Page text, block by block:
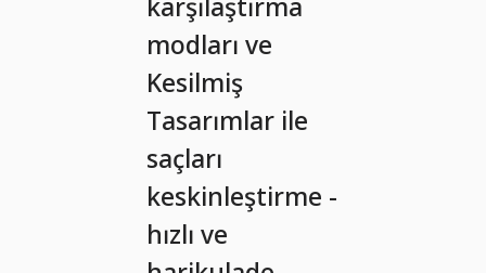
modları ve
Kesilmiş
Tasarımlar ile
saçları
keskinleştirme -
hızlı ve